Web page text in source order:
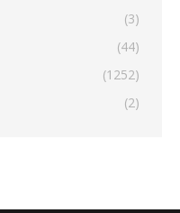
(3)
(44)
(1252)
(2)